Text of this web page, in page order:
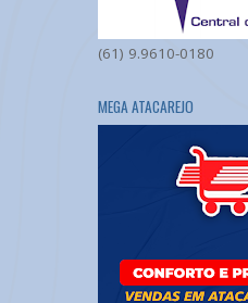
(61) 9.9610-0180
MEGA ATACAREJO